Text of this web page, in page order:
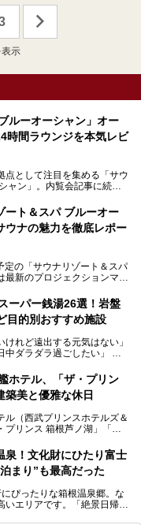
示
ルーオーシャン」オー
時間ラウンジを本気レビ
点として注目を集める「サウ
ャン」。内覧会記事に続
はもちろん、リラックスス
ェック。新横浜エリアで日
ライブやスポーツ観戦遠征組
ート＆スパ ブルーオー
ウナの魅力を徹底レポー
の「サウナリゾート＆スパ
新のプロジェクションマッ
体験できます。
一足先にお邪魔し、その全貌
ちが泳ぐ水風呂、そしてバ
ース…。驚きの連続だった館
ーパー銭湯26選！岩盤
目的別おすすめ施設
けれど遠出する元気はない」
中ダラダラ過ごしたい」
いを叶えてくれるのが、神
、一日中遊べるエンタメ施設
ー銭湯が数多く揃っていま
施設26選を「安さ」「岩
選して紹介します。
つけて、最高のリフレッシュ
ホテル、「ザ・プリン
築美と優雅な休日
ル（西武プリンスホテルズ＆
リンス 箱根芦ノ湖」「芦
と4軒あり、今回ご紹介する
、その中でもフラッグシッ
別なホテルです。
人、村野藤吾が芦ノ湖の畔
がここ。自家源泉の温泉や、
泉！文化財にひたり富士
まり”も最高だった
ぴったりな箱根温泉郷。な
エリアです。「絶景日帰り